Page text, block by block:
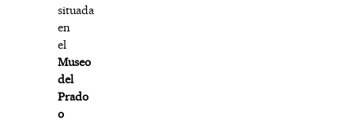
situada
en
el
Museo
del
Prado
o